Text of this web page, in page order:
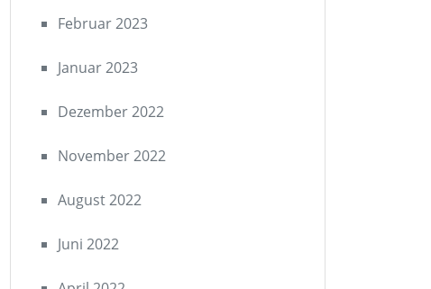
Februar 2023
Januar 2023
Dezember 2022
November 2022
August 2022
Juni 2022